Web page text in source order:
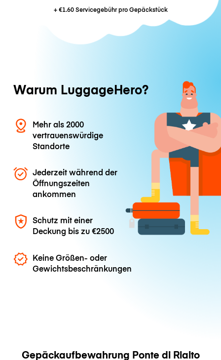
+€1.60Servicegebühr pro Gepäckstück
Warum LuggageHero?
Mehr als 2000
vertrauenswürdige
Standorte
Jederzeit während der
Öffnungszeiten
ankommen
Schutz mit einer
Deckung bis zu€2500
Keine Größen- oder
Gewichtsbeschränkungen
Gepäckaufbewahrung Ponte di Rialto